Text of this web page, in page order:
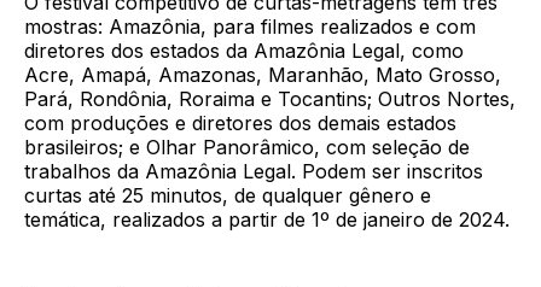
mostras: Amazônia, para filmes realizados e com
diretores dos estados da Amazônia Legal, como
Acre, Amapá, Amazonas, Maranhão, Mato Grosso,
Pará, Rondônia, Roraima e Tocantins; Outros Nortes,
com produções e diretores dos demais estados
brasileiros; e Olhar Panorâmico, com seleção de
trabalhos da Amazônia Legal. Podem ser inscritos
curtas até 25 minutos, de qualquer gênero e
temática, realizados a partir de 1º de janeiro de 2024.